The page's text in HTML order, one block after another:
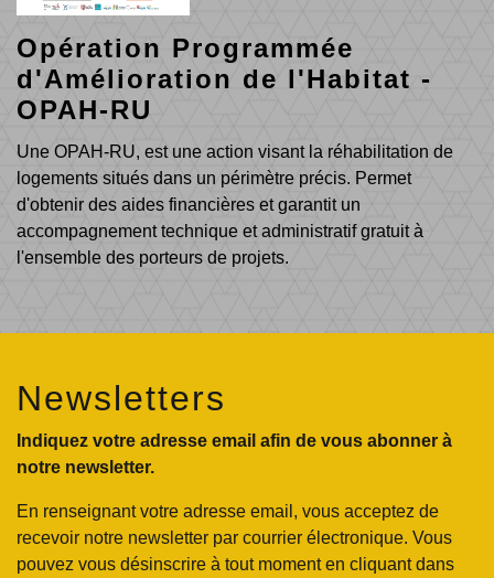
Opération Programmée
d'Amélioration de l'Habitat -
OPAH-RU
Une OPAH-RU, est une action visant la réhabilitation de
logements situés dans un périmètre précis. Permet
d'obtenir des aides financières et garantit un
accompagnement technique et administratif gratuit à
l'ensemble des porteurs de projets.
Newsletters
Indiquez votre adresse email afin de vous abonner à
notre newsletter.
En renseignant votre adresse email, vous acceptez de
recevoir notre newsletter par courrier électronique. Vous
pouvez vous désinscrire à tout moment en cliquant dans